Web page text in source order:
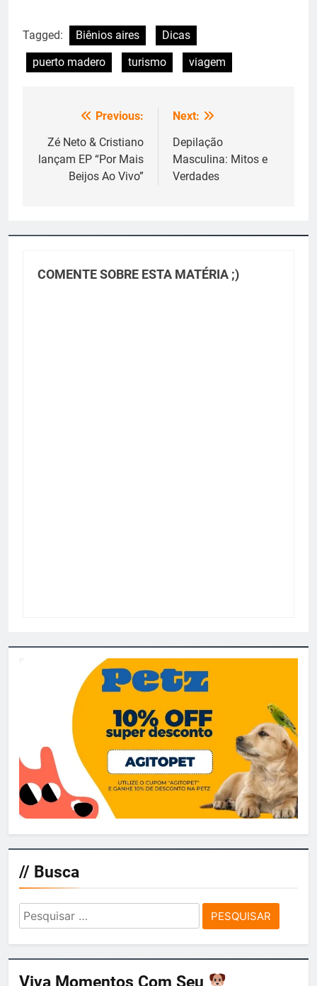
Tagged: Biênios aires
Dicas
puerto madero
turismo viagem
Navegação
de
Post
Previous:
Zé Neto & Cristiano
lançam EP “Por Mais
Beijos Ao Vivo”
Next:
Depilação
Masculina: Mitos e
Verdades
COMENTE SOBRE ESTA MATÉRIA ;)
// Busca
Pesquisar
por:
Viva Momentos Com Seu